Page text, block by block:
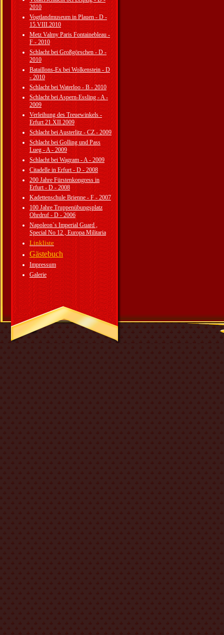
2010
Vogtlandmuseum in Plauen - D -
15.VIII.2010
Metz Valmy Paris Fontainebleau -
F - 2010
Schlacht bei Großgörschen - D -
2010
Bataillons-Ex bei Wolkenstein - D
- 2010
Schlacht bei Waterloo - B - 2010
Schlacht bei Aspern-Essling - A -
2009
Verleihung des Treuewinkels -
Erfurt 21.XII.2009
Schlacht bei Austerlitz - CZ - 2009
Schlacht bei Golling und Pass
Lueg - A - 2009
Schlacht bei Wagram - A - 2009
Citadelle in Erfurt - D - 2008
200 Jahre Fürstenkongress in
Erfurt - D - 2008
Kadettenschule Brienne - F - 2007
100 Jahre Truppenübungsplatz
Ohrdruf - D - 2006
Napoleon`s Imperial Guard ,
Special No 12 , Europa Militaria
Linkliste
Gästebuch
Impressum
Galerie